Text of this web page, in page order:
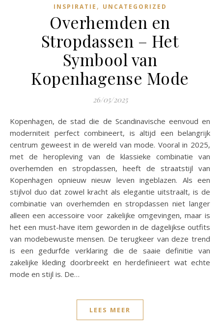
INSPIRATIE , UNCATEGORIZED
Overhemden en
Stropdassen – Het
Symbool van
Kopenhagense Mode
26/05/2025
Kopenhagen, de stad die de Scandinavische eenvoud en
moderniteit perfect combineert, is altijd een belangrijk
centrum geweest in de wereld van mode. Vooral in 2025,
met de heropleving van de klassieke combinatie van
overhemden en stropdassen, heeft de straatstijl van
Kopenhagen opnieuw nieuw leven ingeblazen. Als een
stijlvol duo dat zowel kracht als elegantie uitstraalt, is de
combinatie van overhemden en stropdassen niet langer
alleen een accessoire voor zakelijke omgevingen, maar is
het een must-have item geworden in de dagelijkse outfits
van modebewuste mensen. De terugkeer van deze trend
is een gedurfde verklaring die de saaie definitie van
zakelijke kleding doorbreekt en herdefinieert wat echte
mode en stijl is. De…
LEES MEER